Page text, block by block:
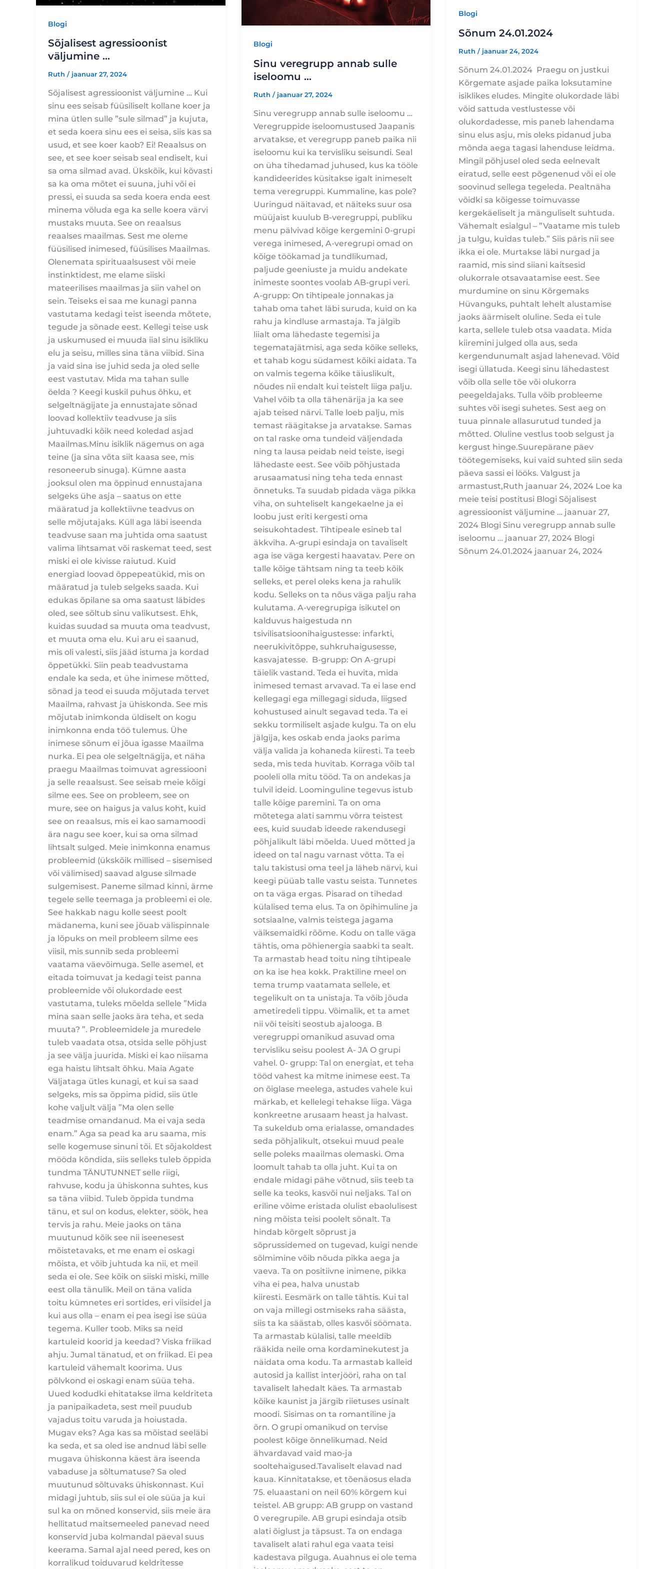
Blogi
Sõjalisest agressioonist
väljumine …
Ruth / jaanuar 27, 2024
Sõjalisest agressioonist väljumine … Kui
sinu ees seisab füüsiliselt kollane koer ja
mina ütlen sulle ”sule silmad” ja kujuta,
et seda koera sinu ees ei seisa, siis kas sa
usud, et see koer kaob? Ei! Reaalsus on
see, et see koer seisab seal endiselt, kui
sa oma silmad avad. Ükskõik, kui kõvasti
sa ka oma mõtet ei suuna, juhi või ei
pressi, ei suuda sa seda koera enda eest
minema võluda ega ka selle koera värvi
mustaks muuta. See on reaalsus
reaalses maailmas. Sest me oleme
füüsilised inimesed, füüsilises Maailmas.
Olenemata spirituaalsusest või meie
instinktidest, me elame siiski
mateerilises maailmas ja siin vahel on
sein. Teiseks ei saa me kunagi panna
vastutama kedagi teist iseenda mõtete,
tegude ja sõnade eest. Kellegi teise usk
ja uskumused ei muuda iial sinu isikliku
elu ja seisu, milles sina täna viibid. Sina
ja vaid sina ise juhid seda ja oled selle
eest vastutav. Mida ma tahan sulle
öelda ? Keegi kuskil puhus õhku, et
selgeltnägijate ja ennustajate sõnad
loovad kollektiiv teadvuse ja siis
juhtuvadki kõik need koledad asjad
Maailmas.Minu isiklik nägemus on aga
teine (ja sina võta siit kaasa see, mis
resoneerub sinuga). Kümne aasta
jooksul olen ma õppinud ennustajana
selgeks ühe asja – saatus on ette
määratud ja kollektiivne teadvus on
selle mõjutajaks. Küll aga läbi iseenda
teadvuse saan ma juhtida oma saatust
valima lihtsamat või raskemat teed, sest
miski ei ole kivisse raiutud. Kuid
energiad loovad õppepeatükid, mis on
määratud ja tuleb selgeks saada. Kui
edukas õpilane sa oma saatust läbides
oled, see sõltub sinu valikutsest. Ehk,
kuidas suudad sa muuta oma teadvust,
et muuta oma elu. Kui aru ei saanud,
mis oli valesti, siis jääd istuma ja kordad
õppetükki. Siin peab teadvustama
endale ka seda, et ühe inimese mõtted,
sõnad ja teod ei suuda mõjutada tervet
Maailma, rahvast ja ühiskonda. See mis
mõjutab inimkonda üldiselt on kogu
inimkonna enda töö tulemus. Ühe
inimese sõnum ei jõua igasse Maailma
nurka. Ei pea ole selgeltnägija, et näha
praegu Maailmas toimuvat agressiooni
ja selle reaalsust. See seisab meie kõigi
silme ees. See on probleem, see on
mure, see on haigus ja valus koht, kuid
see on reaalsus, mis ei kao samamoodi
ära nagu see koer, kui sa oma silmad
lihtsalt sulged. Meie inimkonna enamus
probleemid (ükskõik millised – sisemised
või välimised) saavad alguse silmade
sulgemisest. Paneme silmad kinni, ärme
tegele selle teemaga ja probleemi ei ole.
See hakkab nagu kolle seest poolt
mädanema, kuni see jõuab välispinnale
ja lõpuks on meil probleem silme ees
viisil, mis sunnib seda probleemi
vaatama väevõimuga. Selle asemel, et
eitada toimuvat ja kedagi teist panna
probleemide või olukordade eest
vastutama, tuleks mõelda sellele ”Mida
mina saan selle jaoks ära teha, et seda
muuta? ”. Probleemidele ja muredele
tuleb vaadata otsa, otsida selle põhjust
ja see välja juurida. Miski ei kao niisama
ega haistu lihtsalt õhku. Maia Agate
Väljataga ütles kunagi, et kui sa saad
selgeks, mis sa õppima pidid, siis ütle
kohe valjult välja ”Ma olen selle
teadmise omandanud. Ma ei vaja seda
enam.” Aga sa pead ka aru saama, mis
selle kogemuse sinuni tõi. Et sõjakoldest
mööda kõndida, siis selleks tuleb õppida
tundma TÄNUTUNNET selle riigi,
rahvuse, kodu ja ühiskonna suhtes, kus
sa täna viibid. Tuleb õppida tundma
tänu, et sul on kodus, elekter, söök, hea
tervis ja rahu. Meie jaoks on täna
muutunud kõik see nii iseenesest
mõistetavaks, et me enam ei oskagi
mõista, et võib juhtuda ka nii, et meil
seda ei ole. See kõik on siiski miski, mille
eest olla tänulik. Meil on täna valida
toitu kümnetes eri sortides, eri viisidel ja
kui aus olla – enam ei pea isegi ise süüa
tegema. Kuller toob. Miks sa neid
kartuleid koorid ja keedad? Viska friikad
ahju. Jumal tänatud, et on friikad. Ei pea
kartuleid vähemalt koorima. Uus
põlvkond ei oskagi enam süüa teha.
Uued kodudki ehitatakse ilma keldriteta
ja panipaikadeta, sest meil puudub
vajadus toitu varuda ja hoiustada.
Mugav eks? Aga kas sa mõistad seeläbi
ka seda, et sa oled ise andnud läbi selle
mugava ühiskonna käest ära iseenda
vabaduse ja sõltumatuse? Sa oled
muutunud sõltuvaks ühiskonnast. Kui
midagi juhtub, siis sul ei ole süüa ja kui
sul ka on mõned konservid, siis meie ära
hellitatud maitsemeeled panevad need
konservid juba kolmandal päeval suus
keerama. Samal ajal need pered, kes on
korralikud toiduvarud keldritesse
Blogi
Sinu veregrupp annab sulle
iseloomu …
Ruth / jaanuar 27, 2024
Sinu veregrupp annab sulle iseloomu …
Veregruppide iseloomustused Jaapanis
arvatakse, et veregrupp paneb paika nii
iseloomu kui ka tervisliku seisundi. Seal
on üha tihedamad juhused, kus ka tööle
kandideerides küsitakse igalt inimeselt
tema veregruppi. Kummaline, kas pole?
Uuringud näitavad, et näiteks suur osa
müüjaist kuulub B-veregruppi, publiku
menu pälvivad kõige kergemini 0-grupi
verega inimesed, A-veregrupi omad on
kõige töökamad ja tundlikumad,
paljude geeniuste ja muidu andekate
inimeste soontes voolab AB-grupi veri.
A-grupp: On tihtipeale jonnakas ja
tahab oma tahet läbi suruda, kuid on ka
rahu ja kindluse armastaja. Ta jälgib
liialt oma lähedaste tegemisi ja
tegematajätmisi, aga seda kõike selleks,
et tahab kogu südamest kõiki aidata. Ta
on valmis tegema kõike täiuslikult,
nõudes nii endalt kui teistelt liiga palju.
Vahel võib ta olla tähenärija ja ka see
ajab teised närvi. Talle loeb palju, mis
temast räägitakse ja arvatakse. Samas
on tal raske oma tundeid väljendada
ning ta lausa peidab neid teiste, isegi
lähedaste eest. See võib põhjustada
arusaamatusi ning teha teda ennast
õnnetuks. Ta suudab pidada väga pikka
viha, on suhteliselt kangekaelne ja ei
loobu just eriti kergesti oma
seisukohtadest. Tihtipeale esineb tal
äkkviha. A-grupi esindaja on tavaliselt
aga ise väga kergesti haavatav. Pere on
talle kõige tähtsam ning ta teeb kõik
selleks, et perel oleks kena ja rahulik
kodu. Selleks on ta nõus väga palju raha
kulutama. A-veregrupiga isikutel on
kalduvus haigestuda nn
tsivilisatsioonihaigustesse: infarkti,
neerukivitõppe, suhkruhaigusesse,
kasvajatesse. B-grupp: On A-grupi
täielik vastand. Teda ei huvita, mida
inimesed temast arvavad. Ta ei lase end
kellegagi ega millegagi siduda, liigsed
kohustused ainult segavad teda. Ta ei
sekku tormiliselt asjade kulgu. Ta on elu
jälgija, kes oskab enda jaoks parima
välja valida ja kohaneda kiiresti. Ta teeb
seda, mis teda huvitab. Korraga võib tal
pooleli olla mitu tööd. Ta on andekas ja
tulvil ideid. Loominguline tegevus istub
talle kõige paremini. Ta on oma
mõtetega alati sammu võrra teistest
ees, kuid suudab ideede rakendusegi
põhjalikult läbi mõelda. Uued mõtted ja
ideed on tal nagu varnast võtta. Ta ei
talu takistusi oma teel ja läheb närvi, kui
keegi püüab talle vastu seista. Tunnetes
on ta väga ergas. Pisarad on tihedad
külalised tema elus. Ta on õpihimuline ja
sotsiaalne, valmis teistega jagama
väiksemaidki rõõme. Kodu on talle väga
tähtis, oma põhienergia saabki ta sealt.
Ta armastab head toitu ning tihtipeale
on ka ise hea kokk. Praktiline meel on
tema trump vaatamata sellele, et
tegelikult on ta unistaja. Ta võib jõuda
ametiredeli tippu. Võimalik, et ta amet
nii või teisiti seostub ajalooga. B
veregruppi omanikud asuvad oma
tervisliku seisu poolest A- JA O grupi
vahel. 0- grupp: Tal on energiat, et teha
tööd vahest ka mitme inimese eest. Ta
on õiglase meelega, astudes vahele kui
märkab, et kellelegi tehakse liiga. Väga
konkreetne arusaam heast ja halvast.
Ta sukeldub oma erialasse, omandades
seda põhjalikult, otsekui muud peale
selle poleks maailmas olemaski. Oma
loomult tahab ta olla juht. Kui ta on
endale midagi pähe võtnud, siis teeb ta
selle ka teoks, kasvõi nui neljaks. Tal on
eriline võime eristada olulist ebaolulisest
ning mõista teisi poolelt sõnalt. Ta
hindab kõrgelt sõprust ja
sõprussidemed on tugevad, kuigi nende
sõlmimine võib nõuda pikka aega ja
vaeva. Ta on positiivne inimene, pikka
viha ei pea, halva unustab
kiiresti. Eesmärk on talle tähtis. Kui tal
on vaja millegi ostmiseks raha säästa,
siis ta ka säästab, olles kasvõi söömata.
Ta armastab külalisi, talle meeldib
rääkida neile oma kordaminekutest ja
näidata oma kodu. Ta armastab kalleid
autosid ja kallist interjööri, raha on tal
tavaliselt lahedalt käes. Ta armastab
kõike kaunist ja järgib riietuses usinalt
moodi. Sisimas on ta romantiline ja
õrn. O grupi omanikud on tervise
poolest kõige õnnelikumad. Neid
ähvardavad vaid mao-ja
sooltehaigused.Tavaliselt elavad nad
kaua. Kinnitatakse, et tõenäosus elada
75. eluaastani on neil 60% kõrgem kui
teistel. AB grupp: AB grupp on vastand
0 veregrupile. AB grupi esindaja otsib
alati õiglust ja täpsust. Ta on endaga
tavaliselt alati rahul ega vaata teisi
kadestava pilguga. Auahnus ei ole tema
Blogi
Sõnum 24.01.2024
Ruth/ jaanuar 24, 2024
Sõnum 24.01.2024 Praegu on justkui
Kõrgemate asjade paika loksutamine
isiklikes eludes. Mingite olukordade läbi
võid sattuda vestlustesse või
olukordadesse, mis paneb lahendama
sinu elus asju, mis oleks pidanud juba
mõnda aega tagasi lahenduse leidma.
Mingil põhjusel oled seda eelnevalt
eiratud, selle eest põgenenud või ei ole
soovinud sellega tegeleda. Pealtnäha
võidki sa kõigesse toimuvasse
kergekäeliselt ja mänguliselt suhtuda.
Vähemalt esialgul – ”Vaatame mis tuleb
ja tulgu, kuidas tuleb.” Siis päris nii see
ikka ei ole. Murtakse läbi nurgad ja
raamid, mis sind siiani kaitsesid
olukorrale otsavaatamise eest. See
murdumine on sinu Kõrgemaks
Hüvanguks, puhtalt lehelt alustamise
jaoks äärmiselt oluline. Seda ei tule
karta, sellele tuleb otsa vaadata. Mida
kiiremini julged olla aus, seda
kergendunumalt asjad lahenevad. Võid
isegi üllatuda. Keegi sinu lähedastest
võib olla selle tõe või olukorra
peegeldajaks. Tulla võib probleeme
suhtes või isegi suhetes. Sest aeg on
tuua pinnale allasurutud tunded ja
mõtted. Oluline vestlus toob selgust ja
kergust hinge.Suurepärane päev
töötegemiseks, kui vaid suhted siin seda
päeva sassi ei lööks. Valgust ja
armastust,Ruth jaanuar 24, 2024 Loe ka
meie teisi postitusi Blogi Sõjalisest
agressioonist väljumine … jaanuar 27,
2024 Blogi Sinu veregrupp annab sulle
iseloomu … jaanuar 27, 2024 Blogi
Sõnum 24.01.2024 jaanuar 24, 2024